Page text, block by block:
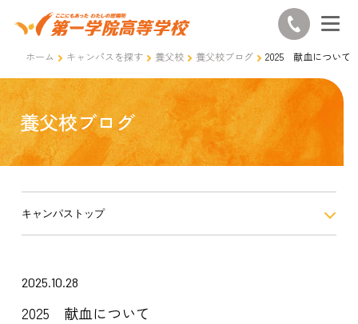
ホーム キャンパスを探す 養父校 養父校ブログ 2025 献血について
養父校ブログ
キャンパストップ
2025.10.28
2025 献血について